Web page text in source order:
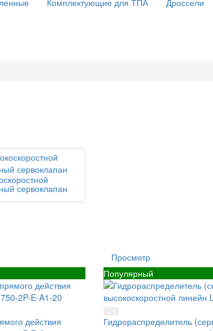
Комплектующие для ТПА Дроссели
сервоклапан
действия
Просмотр
Популярный
Гидрораспределитель